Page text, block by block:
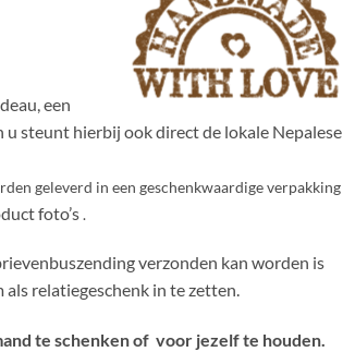
een
u steunt hierbij ook direct de lokale Nepalese
geleverd in een geschenkwaardige verpakking
foto’s.
verzonden kan worden is
relatiegeschenk in te zetten.
te schenken of voor jezelf te houden.